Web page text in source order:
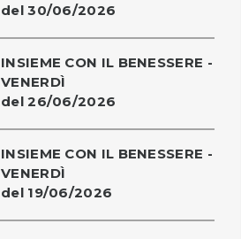
del 30/06/2026
INSIEME CON IL BENESSERE -
VENERDÌ
del 26/06/2026
INSIEME CON IL BENESSERE -
VENERDÌ
del 19/06/2026